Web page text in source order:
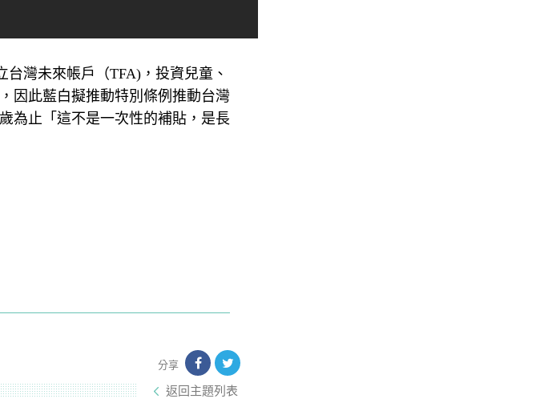
灣未來帳戶（TFA)，投資兒童、
因此藍白擬推動特別條例推動台灣
為止「這不是一次性的補貼，是長
分享
返回主題列表